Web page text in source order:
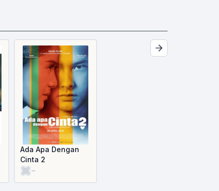
Ada Apa Dengan
Cinta 2
-